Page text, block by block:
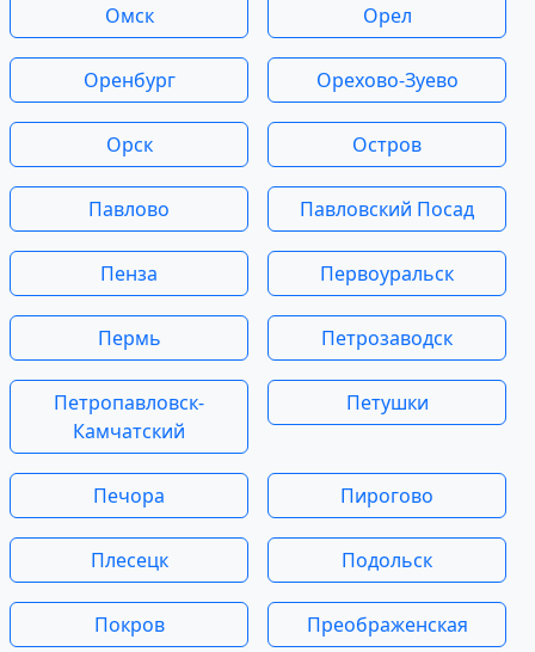
Омск Орел
Оренбург Орехово-Зуево
Орск Остров
Павлово Павловский Посад
Пенза Первоуральск
Пермь Петрозаводск
Петропавловск-
Камчатский
Петушки
Печора Пирогово
Плесецк Подольск
Покров Преображенская